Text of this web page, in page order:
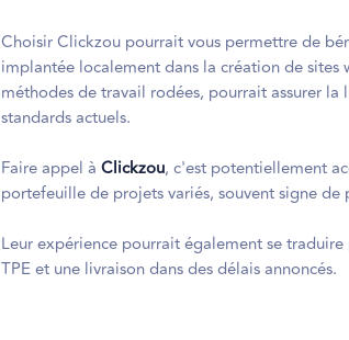
Choisir Clickzou pourrait vous permettre de
implantée localement dans la création de
méthodes de travail rodées, pourrait assurer
standards actuels.
Faire appel à Clickzou, c'est potentiellement
portefeuille de projets variés, souvent signe
Leur expérience pourrait également se
TPE et une livraison dans des délais annoncés.